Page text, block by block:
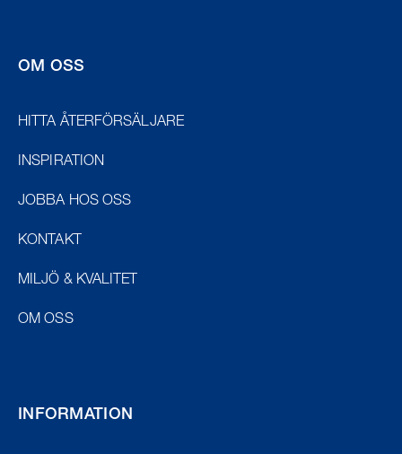
OM OSS
HITTA ÅTERFÖRSÄLJARE
INSPIRATION
JOBBA HOS OSS
KONTAKT
MILJÖ & KVALITET
OM OSS
INFORMATION